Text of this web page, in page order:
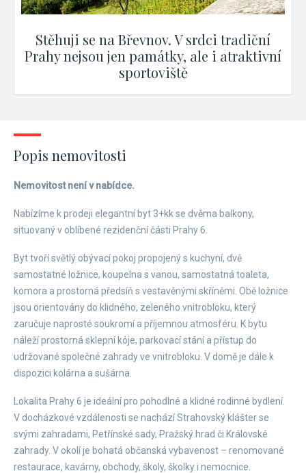
Stěhuji se na Břevnov. V srdci tradiční
Prahy nejsou jen památky, ale i atraktivní
sportoviště
Popis nemovitosti
Nemovitost není v nabídce.
Nabízíme k prodeji elegantní byt 3+kk se dvěma balkony,
situovaný v oblíbené rezidenční části Prahy 6.
Byt tvoří světlý obývací pokoj propojený s kuchyní, dvě
samostatné ložnice, koupelna s vanou, samostatná toaleta,
komora a prostorná předsíň s vestavěnými skříněmi. Obě ložnice
jsou orientovány do klidného, zeleného vnitrobloku, který
zaručuje naprosté soukromí a příjemnou atmosféru. K bytu
náleží prostorná sklepní kóje, parkovací stání a přístup do
udržované společné zahrady ve vnitrobloku. V domě je dále k
dispozici kolárna a sušárna.
Lokalita Prahy 6 je ideální pro pohodlné a klidné rodinné bydlení.
V docházkové vzdálenosti se nachází Strahovský klášter se
svými zahradami, Petřínské sady, Pražský hrad či Královské
zahrady. V okolí je bohatá občanská vybavenost – renomované
restaurace, kavárny, obchody, školy, školky i nemocnice.